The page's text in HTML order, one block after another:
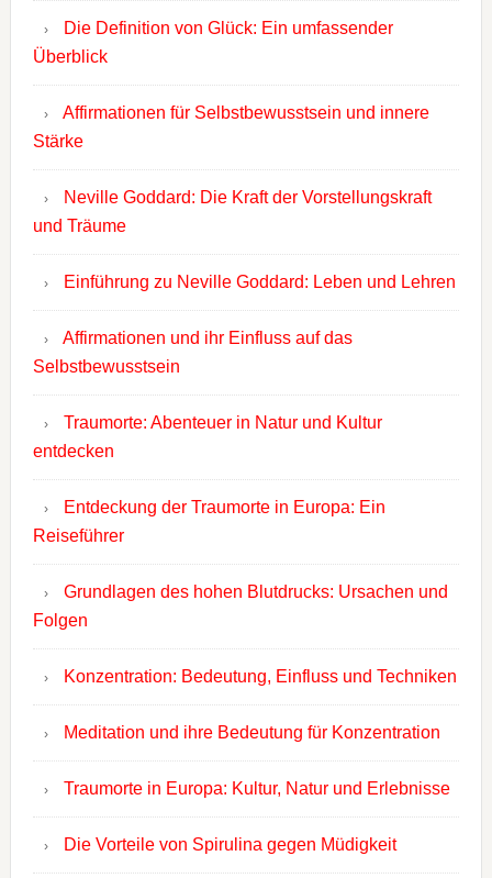
Die Definition von Glück: Ein umfassender
Überblick
Affirmationen für Selbstbewusstsein und innere
Stärke
Neville Goddard: Die Kraft der Vorstellungskraft
und Träume
Einführung zu Neville Goddard: Leben und Lehren
Affirmationen und ihr Einfluss auf das
Selbstbewusstsein
Traumorte: Abenteuer in Natur und Kultur
entdecken
Entdeckung der Traumorte in Europa: Ein
Reiseführer
Grundlagen des hohen Blutdrucks: Ursachen und
Folgen
Konzentration: Bedeutung, Einfluss und Techniken
Meditation und ihre Bedeutung für Konzentration
Traumorte in Europa: Kultur, Natur und Erlebnisse
Die Vorteile von Spirulina gegen Müdigkeit